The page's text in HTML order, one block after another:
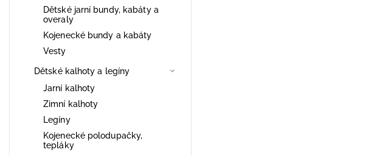
Dětské jarní bundy, kabáty a
overaly
Kojenecké bundy a kabáty
Vesty
Dětské kalhoty a legíny
Jarní kalhoty
Zimní kalhoty
Legíny
Kojenecké polodupačky,
tepláky